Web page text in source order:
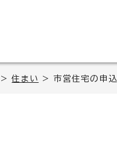
>住まい > 市営住宅の申込